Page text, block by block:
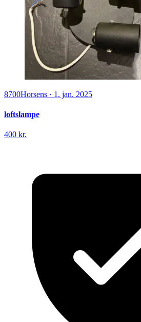
8700Horsens · 1. jan. 2025
loftslampe
400 kr.